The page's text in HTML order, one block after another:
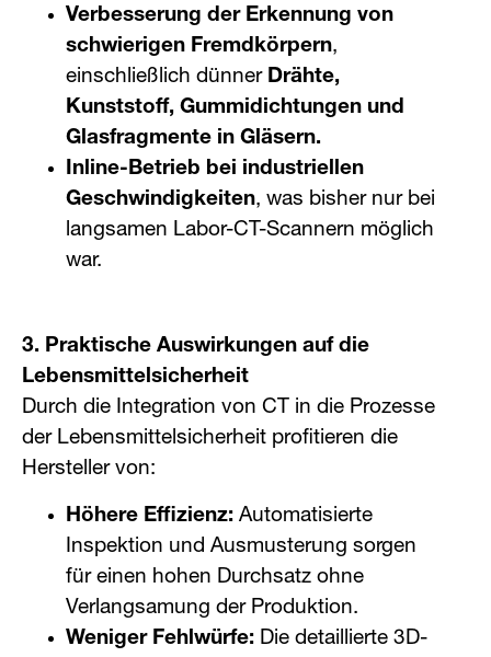
Verbesserung der Erkennung von
schwierigen Fremdkörpern,
einschließlich dünner Drähte,
Kunststoff, Gummidichtungen und
Glasfragmente in Gläsern.
Inline-Betrieb bei industriellen
Geschwindigkeiten, was bisher nur bei
langsamen Labor-CT-Scannern möglich
war.
3. Praktische Auswirkungen auf die
Lebensmittelsicherheit
Durch die Integration von CT in die Prozesse
der Lebensmittelsicherheit profitieren die
Hersteller von:
Höhere Effizienz: Automatisierte
Inspektion und Ausmusterung sorgen
für einen hohen Durchsatz ohne
Verlangsamung der Produktion.
Weniger Fehlwürfe: Die detaillierte 3D-